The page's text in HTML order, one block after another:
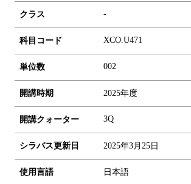
クラス -
科目コード XCO.U471
単位数 002
開講時期 2025年度
開講クォーター 3Q
シラバス更新日 2025年3月25日
使用言語 日本語